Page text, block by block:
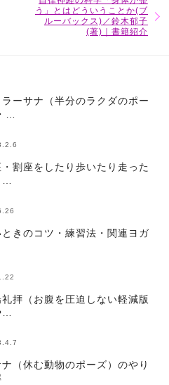
う」とはどういうことか(ブ
ルーバックス)／鈴木郁子
(著)｜書籍紹介
ーサナ（半分のラクダのポー
…
割座をしたり歩いたり走った
きのコツ・練習法・関連ヨガ
拝（お腹を圧迫しない軽減版
（休む動物のポーズ）のやり